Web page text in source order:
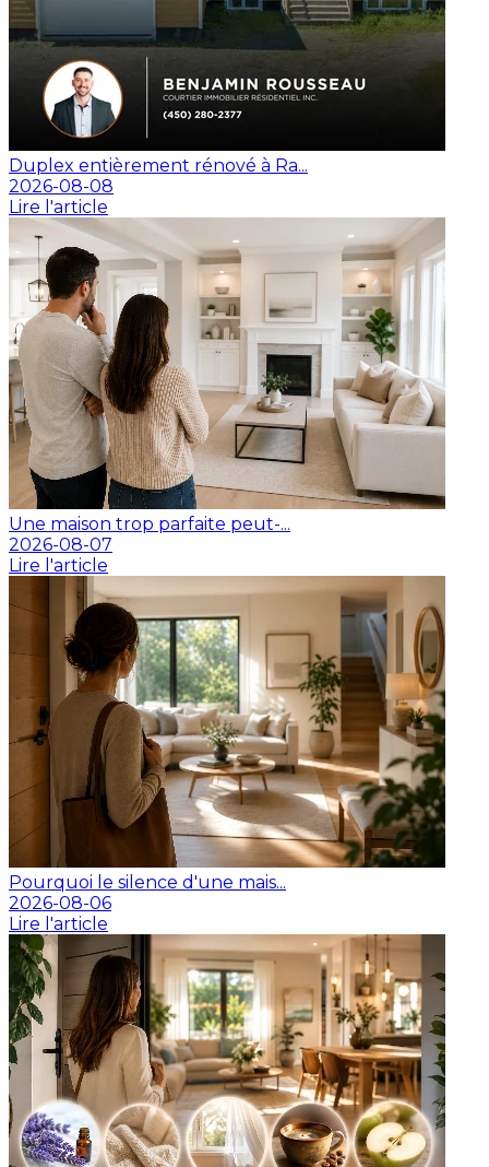
Duplex entièrement rénové à Ra...
2026-08-08
Lire l'article
Une maison trop parfaite peut-...
2026-08-07
Lire l'article
Pourquoi le silence d'une mais...
2026-08-06
Lire l'article